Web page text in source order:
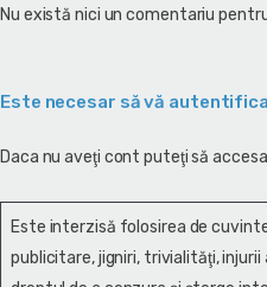
Nu există nici un comentariu
Este necesar să vă
Daca nu aveţi cont puteţi să
Este interzisă folosirea de
publicitare, jigniri, trivialităţi,